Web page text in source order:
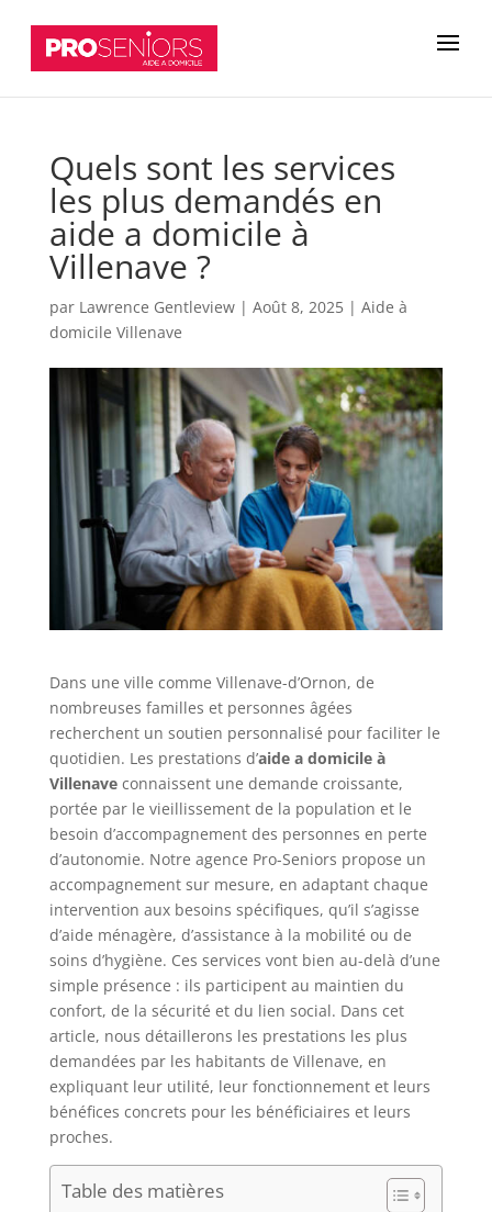
Quels sont les services
les plus demandés en
aide a domicile à
Villenave ?
par Lawrence Gentleview| Août 8, 2025| Aide à
domicile Villenave
Dans une ville comme Villenave-d’Ornon, de
nombreuses familles et personnes âgées
recherchent un soutien personnalisé pour faciliter le
quotidien. Les prestations d’aide a domicile à
Villenaveconnaissent une demande croissante,
portée par le vieillissement de la population et le
besoin d’accompagnement des personnes en perte
d’autonomie. Notre agence Pro-Seniors propose un
accompagnement sur mesure, en adaptant chaque
intervention aux besoins spécifiques, qu’il s’agisse
d’aide ménagère, d’assistance à la mobilité ou de
soins d’hygiène. Ces services vont bien au-delà d’une
simple présence : ils participent au maintien du
confort, de la sécurité et du lien social. Dans cet
article, nous détaillerons les prestations les plus
demandées par les habitants de Villenave, en
expliquant leur utilité, leur fonctionnement et leurs
bénéfices concrets pour les bénéficiaires et leurs
proches.
Table des matières